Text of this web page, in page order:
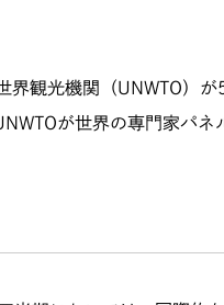
界観光機関（UNWTO）
が世界の専門家パ